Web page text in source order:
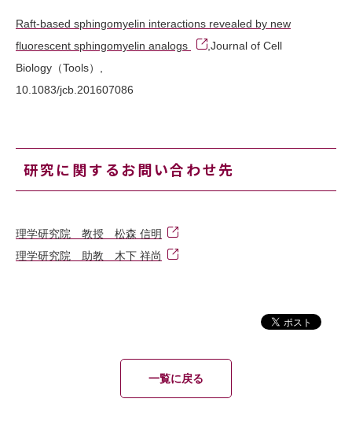
Raft-based sphingomyelin interactions revealed by new
fluorescent sphingomyelin analogs
,Journal of Cell
Biology（Tools）,
10.1083/jcb.201607086
研究に関するお問い合わせ先
理学研究院 教授 松森 信明
理学研究院 助教 木下 祥尚
一覧に戻る